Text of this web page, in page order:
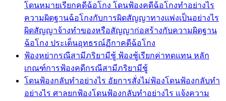
โดนหมายเรียกคดีฉ้อโกง โดนฟ้องคดีฉ้อโกงทำอย่างไร
ความผิดฐานฉ้อโกงกับการผิดสัญญาทางแพ่งเป็นอย่างไร
ผิดสัญญาจ้างทำของหรือสัญญาก่อสร้างกับความผิดฐาน
ฉ้อโกง ประเด็นอุทธรณ์ฏีกาคดีฉ้อโกง
ฟ้องหย่ากรณีสามีภริยามีชู้ ฟ้องชู้เรียกค่าทดแทน หลัก
เกณฑ์การฟ้องคดีกรณีสามีภริยามีชู้
โดนฟ้องกลับทำอย่างไร อัยการสั่งไม่ฟ้องโดนฟ้องกลับทำ
อย่างไร ศาลยกฟ้องโดนฟ้องกลับทำอย่างไร แจ้งความ